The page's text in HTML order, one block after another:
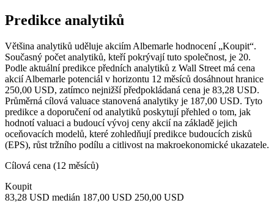
Predikce analytiků
Většina analytiků uděluje akciím Albemarle hodnocení „Koupit“.
Současný počet analytiků, kteří pokrývají tuto společnost, je 20.
Podle aktuální predikce předních analytiků z Wall Street má cena
akcií Albemarle potenciál v horizontu 12 měsíců dosáhnout hranice
250,00 USD, zatímco nejnižší předpokládaná cena je 83,28 USD.
Průměrná cílová valuace stanovená analytiky je 187,00 USD. Tyto
predikce a doporučení od analytiků poskytují přehled o tom, jak
hodnotí valuaci a budoucí vývoj ceny akcií na základě jejich
oceňovacích modelů, které zohledňují predikce budoucích zisků
(EPS), růst tržního podílu a citlivost na makroekonomické ukazatele.
Cílová cena (12 měsíců)
Koupit
83,28 USD medián 187,00 USD 250,00 USD